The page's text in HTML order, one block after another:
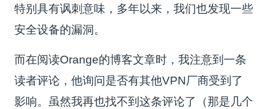
特别具有讽刺意味，多年以来，我们也发现一些
安全设备的漏洞。
而在阅读Orange的博客文章时，我注意到一条
读者评论，他询问是否有其他VPN厂商受到了
影响。虽然我再也找不到这条评论了（那是几个